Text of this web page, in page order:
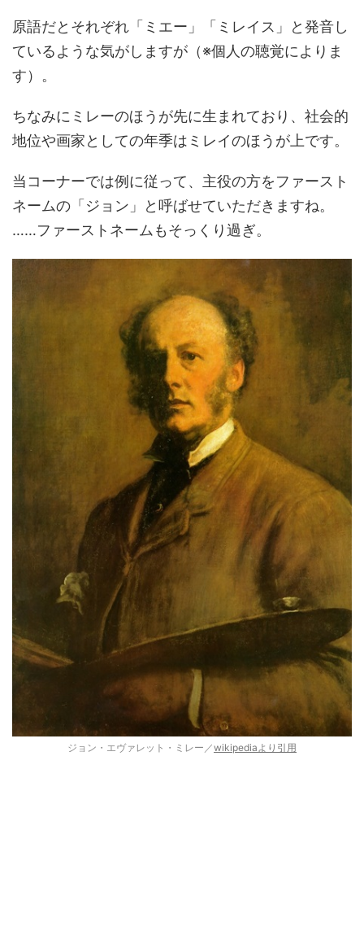
原語だとそれぞれ「ミエー」「ミレイス」と発音し
ているような気がしますが（※個人の聴覚によりま
す）。
ちなみにミレーのほうが先に生まれており、社会的
地位や画家としての年季はミレイのほうが上です。
当コーナーでは例に従って、主役の方をファースト
ネームの「ジョン」と呼ばせていただきますね。
……ファーストネームもそっくり過ぎ。
ジョン・エヴァレット・ミレー／wikipediaより引用